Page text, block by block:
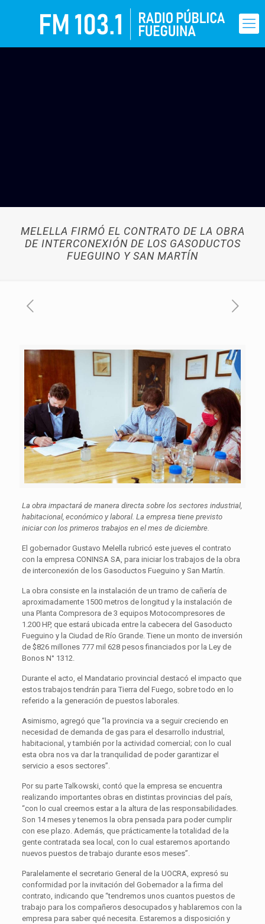
MELELLA FIRMÓ EL CONTRATO DE LA OBRA
DE INTERCONEXIÓN DE LOS GASODUCTOS
FUEGUINO Y SAN MARTÍN
La obra impactará de manera directa sobre los sectores industrial,
habitacional, económico y laboral. La empresa tiene previsto
iniciar con los primeros trabajos en el mes de diciembre.
El gobernador Gustavo Melella rubricó este jueves el contrato
con la empresa CONINSA SA, para iniciar los trabajos de la obra
de interconexión de los Gasoductos Fueguino y San Martín.
La obra consiste en la instalación de un tramo de cañería de
aproximadamente 1500 metros de longitud y la instalación de
una Planta Compresora de 3 equipos Motocompresores de
1.200 HP, que estará ubicada entre la cabecera del Gasoducto
Fueguino y la Ciudad de Río Grande. Tiene un monto de inversión
de $826 millones 777 mil 628 pesos financiados por la Ley de
Bonos N° 1312.
Durante el acto, el Mandatario provincial destacó el impacto que
estos trabajos tendrán para Tierra del Fuego, sobre todo en lo
referido a la generación de puestos laborales.
Asimismo, agregó que “la provincia va a seguir creciendo en
necesidad de demanda de gas para el desarrollo industrial,
habitacional, y también por la actividad comercial; con lo cual
esta obra nos va dar la tranquilidad de poder garantizar el
servicio a esos sectores”.
Por su parte Talkowski, contó que la empresa se encuentra
realizando importantes obras en distintas provincias del país,
“con lo cual creemos estar a la altura de las responsabilidades.
Son 14 meses y tenemos la obra pensada para poder cumplir
con ese plazo. Además, que prácticamente la totalidad de la
gente contratada sea local, con lo cual estaremos aportando
nuevos puestos de trabajo durante esos meses”.
Paralelamente el secretario General de la UOCRA, expresó su
conformidad por la invitación del Gobernador a la firma del
contrato, indicando que “tendremos unos cuantos puestos de
trabajo para los compañeros desocupados y hablaremos con la
empresa para saber qué necesita. Estaremos a disposición y